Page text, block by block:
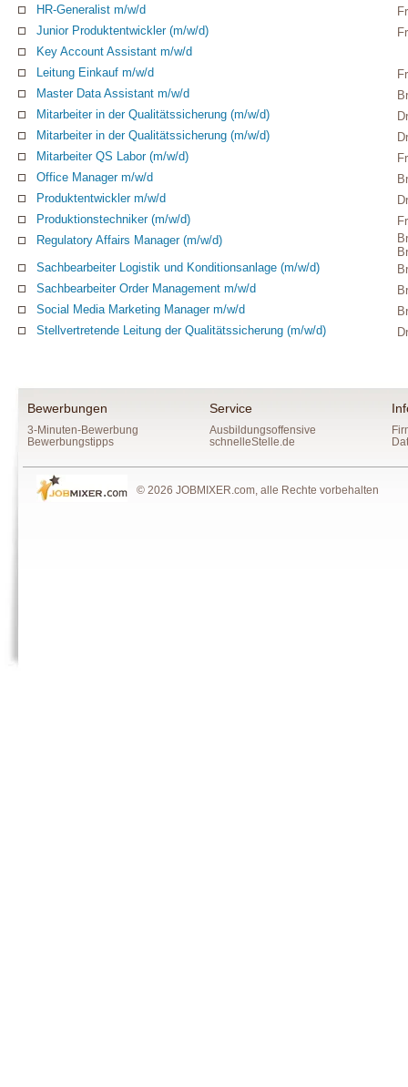
HR-Generalist m/w/d
Junior Produktentwickler (m/w/d)
Key Account Assistant m/w/d
Leitung Einkauf m/w/d
Master Data Assistant m/w/d
Mitarbeiter in der Qualitätssicherung (m/w/d)
Mitarbeiter in der Qualitätssicherung (m/w/d)
Mitarbeiter QS Labor (m/w/d)
Office Manager m/w/d
Produktentwickler m/w/d
Produktionstechniker (m/w/d)
Regulatory Affairs Manager (m/w/d)
Sachbearbeiter Logistik und Konditionsanlage (m/w/d)
Sachbearbeiter Order Management m/w/d
Social Media Marketing Manager m/w/d
Stellvertretende Leitung der Qualitätssicherung (m/w/d)
Bewerbungen
3-Minuten-Bewerbung
Bewerbungstipps
Service
Ausbildungsoffensive
schnelleStelle.de
© 2026 JOBMIXER.com, alle Rechte vorbehalten